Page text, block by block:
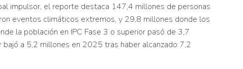
impulsor, el reporte destaca 147,4 millones de personas
eventos climáticos extremos, y 29,8 millones donde los
la población en IPC Fase 3 o superior pasó de 3,7
a 5,2 millones en 2025 tras haber alcanzado 7,2